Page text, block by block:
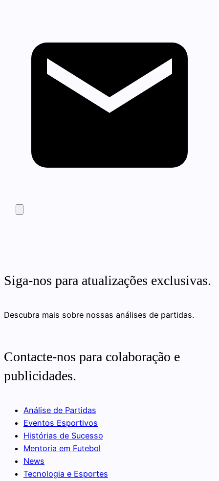
Siga-nos para atualizações exclusivas.
Descubra mais sobre nossas análises de partidas.
Contacte-nos para colaboração e
publicidades.
Análise de Partidas
Eventos Esportivos
Histórias de Sucesso
Mentoria em Futebol
News
Tecnologia e Esportes